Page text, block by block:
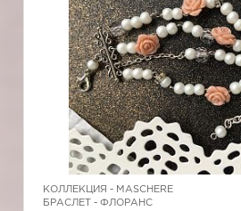
КОЛЛЕКЦИЯ - MASCHERE
БРАСЛЕТ - ФЛОРАНС